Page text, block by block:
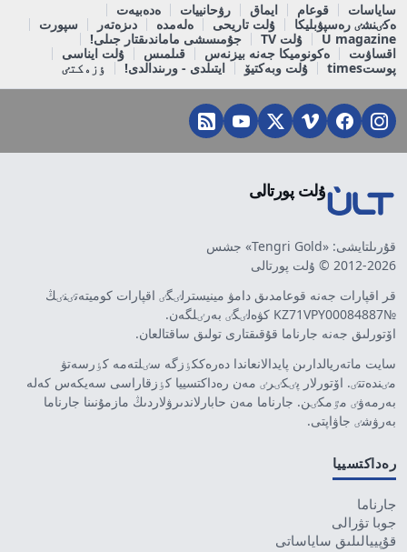
ساياسات قوعام ايماق رۋحانييات
ەدەبيەت
ەكٸنشٸ رەسپۋبليكا
ۇلت تاريحى ەلەمدە دىزەتەر
سپورت
U magazine
ۇلت TV
جۇمىسشى ماماندىقتار جىلى!
اقساۋىت
ەكونوميكا جەنە بيزنەس قىلمىس
ۇلت ايناسى
پوستtimes
ۇلت وبەكتيۆ ايتىلدى - ورىندالدى! ٶزەكتٸ
ۇلت پورتالى
قۇرىلتايشى: «Tengri Gold» جشس
2012-2026 © ۇلت پورتالى
قر اقپارات جەنە قوعامدىق دامۋ مينيسترلٸگٸ اقپارات كوميتەتٸنٸڭ
№KZ71VPY00084887 كۋەلٸگٸ بەرٸلگەن.
اۆتورلىق جەنە جارناما قۇقىقتارى تولىق ساقتالعان.
سايت ماتەريالدارىن پايدالانعاندا دەرەككٶزگە سٸلتەمە كٶرسەتۋ
مٸندەتتٸ. اۆتورلار پٸكٸرٸ مەن رەداكتسييا كٶزقاراسى سەيكەس كەلە
بەرمەۋٸ مٷمكٸن. جارناما مەن حابارلاندىرۋلاردىڭ مازمۇنىنا جارناما
بەرۋشٸ جاۋاپتى.
رەداكتسييا
جارناما
جوبا تۋرالى
قۇپييالىلىق ساياساتى